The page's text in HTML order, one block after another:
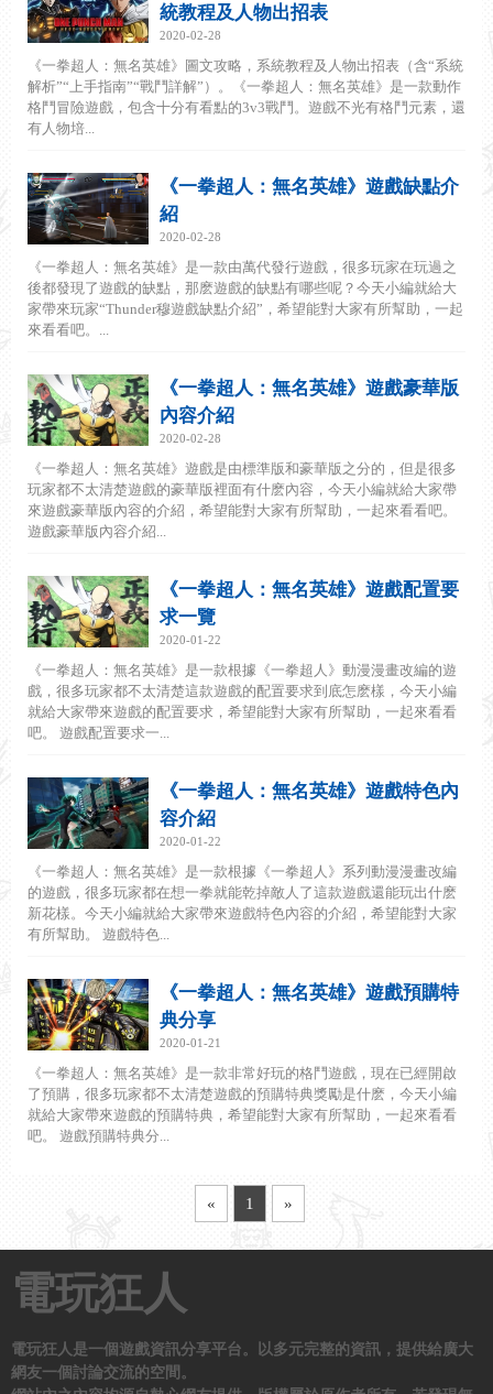
統教程及人物出招表
2020-02-28
《一拳超人：無名英雄》圖文攻略，系統教程及人物出招表（含“系統
解析”“上手指南”“戰鬥詳解”）。《一拳超人：無名英雄》是一款動作
格鬥冒險遊戲，包含十分有看點的3v3戰鬥。遊戲不光有格鬥元素，還
有人物培...
《一拳超人：無名英雄》遊戲缺點介
紹
2020-02-28
《一拳超人：無名英雄》是一款由萬代發行遊戲，很多玩家在玩過之
後都發現了遊戲的缺點，那麽遊戲的缺點有哪些呢？今天小編就給大
家帶來玩家“Thunder穆遊戲缺點介紹”，希望能對大家有所幫助，一起
來看看吧。...
《一拳超人：無名英雄》遊戲豪華版
內容介紹
2020-02-28
《一拳超人：無名英雄》遊戲是由標準版和豪華版之分的，但是很多
玩家都不太清楚遊戲的豪華版裡面有什麽內容，今天小編就給大家帶
來遊戲豪華版內容的介紹，希望能對大家有所幫助，一起來看看吧。
遊戲豪華版內容介紹...
《一拳超人：無名英雄》遊戲配置要
求一覽
2020-01-22
《一拳超人：無名英雄》是一款根據《一拳超人》動漫漫畫改編的遊
戲，很多玩家都不太清楚這款遊戲的配置要求到底怎麽樣，今天小編
就給大家帶來遊戲的配置要求，希望能對大家有所幫助，一起來看看
吧。 遊戲配置要求一...
《一拳超人：無名英雄》遊戲特色內
容介紹
2020-01-22
《一拳超人：無名英雄》是一款根據《一拳超人》系列動漫漫畫改編
的遊戲，很多玩家都在想一拳就能乾掉敵人了這款遊戲還能玩出什麽
新花樣。今天小編就給大家帶來遊戲特色內容的介紹，希望能對大家
有所幫助。 遊戲特色...
《一拳超人：無名英雄》遊戲預購特
典分享
2020-01-21
《一拳超人：無名英雄》是一款非常好玩的格鬥遊戲，現在已經開啟
了預購，很多玩家都不太清楚遊戲的預購特典獎勵是什麽，今天小編
就給大家帶來遊戲的預購特典，希望能對大家有所幫助，一起來看看
吧。 遊戲預購特典分...
« 1 »
電玩狂人
電玩狂人是一個遊戲資訊分享平台。以多元完整的資訊，提供給廣大
網友一個討論交流的空間。